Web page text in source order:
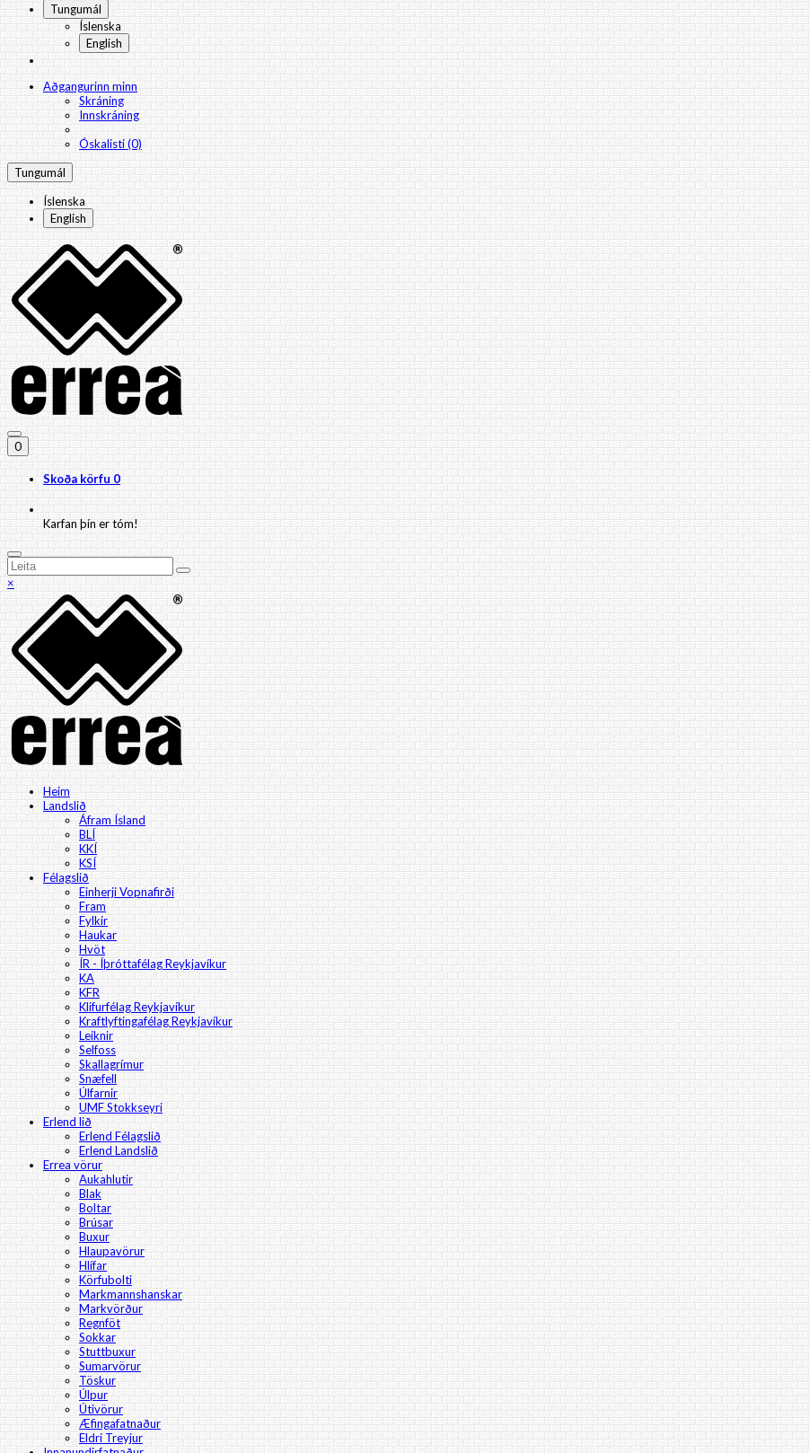
Tungumál
Íslenska
English
Aðgangurinn minn
Skráning
Innskráning
Óskalisti (0)
Tungumál
Íslenska
English
0
Skoða körfu 0
Karfan þín er tóm!
×
Heim
Landslið
Áfram Ísland
BLÍ
KKÍ
KSÍ
Félagslið
Einherji Vopnafirði
Fram
Fylkir
Haukar
Hvöt
ÍR - Íþróttafélag Reykjavíkur
KA
KFR
Klifurfélag Reykjavíkur
Kraftlyftingafélag Reykjavíkur
Leiknir
Selfoss
Skallagrímur
Snæfell
Úlfarnir
UMF Stokkseyri
Erlend lið
Erlend Félagslið
Erlend Landslið
Errea vörur
Aukahlutir
Blak
Boltar
Brúsar
Buxur
Hlaupavörur
Hlífar
Körfubolti
Markmannshanskar
Markvörður
Regnföt
Sokkar
Stuttbuxur
Sumarvörur
Töskur
Úlpur
Útivörur
Æfingafatnaður
Eldri Treyjur